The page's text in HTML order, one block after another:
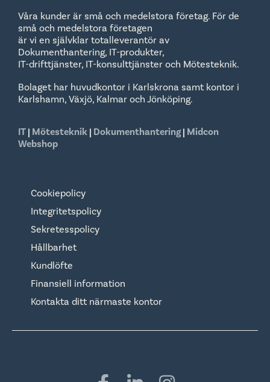
Våra kunder är små och medelstora företag. För de
små och medelstora företagen
är vi en självklar totalleverantör av
Dokumenthantering, IT-produkter,
IT-drifttjänster, IT-konsulttjänster och Mötesteknik.
Bolaget har huvudkontor i Karlskrona samt kontor i
Karlshamn, Växjö, Kalmar och Jönköping.
IT | Mötesteknik | Dokumenthantering| Midcon
Webshop
Cookiepolicy
Integritetspolicy
Sekretesspolicy
Hållbarhet
Kundlöfte
Finansiell information
Kontakta ditt närmaste kontor